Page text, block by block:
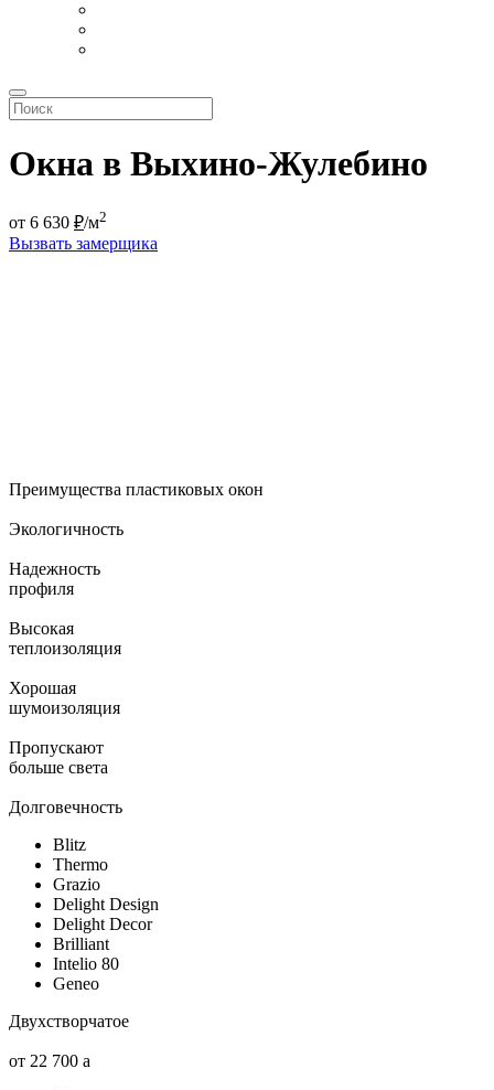
Окна в Выхино-Жулебино
от 6 630 ₽/м2
Вызвать замерщика
Преимущества пластиковых окон
Экологичность
Надежность
профиля
Высокая
теплоизоляция
Хорошая
шумоизоляция
Пропускают
больше света
Долговечность
Blitz
Thermo
Grazio
Delight Design
Delight Decor
Brilliant
Intelio 80
Geneo
Двухстворчатое
от 22 700 a